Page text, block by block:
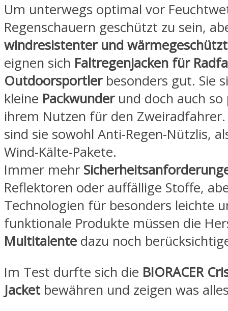
Um unterwegs optimal vor
Regenschauern geschützt zu sein,
windresistenter und
eignen sich Faltregenjacken für
Outdoorsportlerbesonders gut. Sie
kleine Packwunderund doch auch so
ihrem Nutzen für den
sind sie sowohl Anti-Regen-Nützlis,
Wind-Kälte-Pakete.
Immer mehr
Reflektoren oder auffällige Stoffe,
Technologien für besonders leichte
funktionale Produkte müssen die
Multitalente dazu noch
Im Test durfte sich die BIORACER
Jacket bewähren und zeigen was